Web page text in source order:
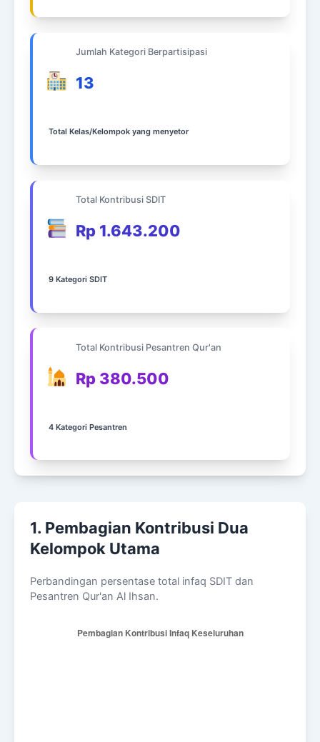
Jumlah Kategori Berpartisipasi
13
Total Kelas/Kelompok yang menyetor
Total Kontribusi SDIT
Rp 1.643.200
9 Kategori SDIT
Total Kontribusi Pesantren Qur'an
Rp 380.500
4 Kategori Pesantren
1. Pembagian Kontribusi Dua
Kelompok Utama
Perbandingan persentase total infaq SDIT dan
Pesantren Qur'an Al Ihsan.